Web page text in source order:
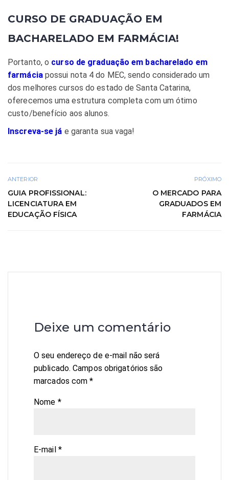
CURSO DE GRADUAÇÃO EM
BACHARELADO EM FARMÁCIA!
Portanto, o curso de graduação em bacharelado em
farmáciapossui nota 4 do MEC, sendo considerado um
dos melhores cursos do estado de Santa Catarina,
oferecemos uma estrutura completa com um ótimo
custo/benefício aos alunos.
Inscreva-se já e garanta sua vaga!
ANTERIOR
GUIA PROFISSIONAL:
LICENCIATURA EM
EDUCAÇÃO FÍSICA
PRÓXIMO
O MERCADO PARA
GRADUADOS EM
FARMÁCIA
Deixe um comentário
O seu endereço de e-mail não será
publicado. Campos obrigatórios são
marcados com*
Nome *
E-mail *